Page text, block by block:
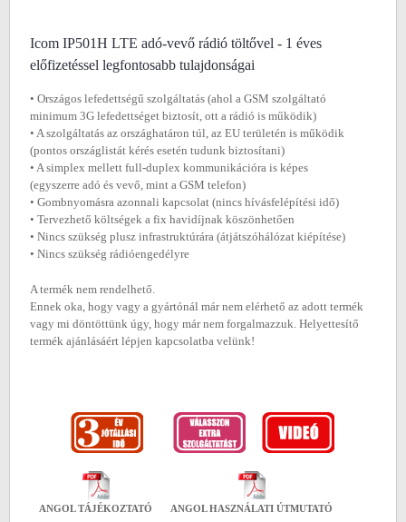
Icom IP501H LTE adó-vevő rádió töltővel - 1 éves
előfizetéssel legfontosabb tulajdonságai
• Országos lefedettségű szolgáltatás (ahol a GSM szolgáltató
minimum 3G lefedettséget biztosít, ott a rádió is működik)
• A szolgáltatás az országhatáron túl, az EU területén is működik
(pontos országlistát kérés esetén tudunk biztosítani)
• A simplex mellett full-duplex kommunikációra is képes
(egyszerre adó és vevő, mint a GSM telefon)
• Gombnyomásra azonnali kapcsolat (nincs hívásfelépítési idő)
• Tervezhető költségek a fix havidíjnak köszönhetően
• Nincs szükség plusz infrastruktúrára (átjátszóhálózat kiépítése)
• Nincs szükség rádióengedélyre
A termék nem rendelhető.
Ennek oka, hogy vagy a gyártónál már nem elérhető az adott termék
vagy mi döntöttünk úgy, hogy már nem forgalmazzuk. Helyettesítő
termék ajánlásáért lépjen kapcsolatba velünk!
ANGOL TÁJÉKOZTATÓ ANGOL HASZNÁLATI ÚTMUTATÓ